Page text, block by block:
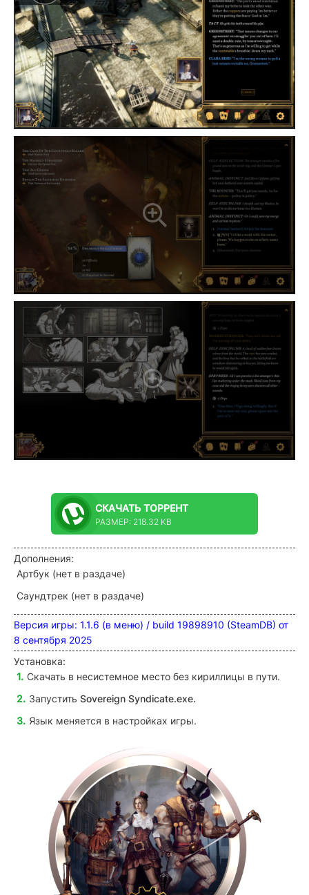
СКАЧАТЬ ТОРРЕНТ
РАЗМЕР: 218.32 KB
Дополнения:
Артбук (нет в раздаче)
Саундтрек (нет в раздаче)
Версия игры: 1.1.6 (в меню) / build 19898910 (SteamDB) от
8 сентября 2025
Установка:
Скачать в несистемное место без кириллицы в пути.
Запустить Sovereign Syndicate.exe.
Язык меняется в настройках игры.